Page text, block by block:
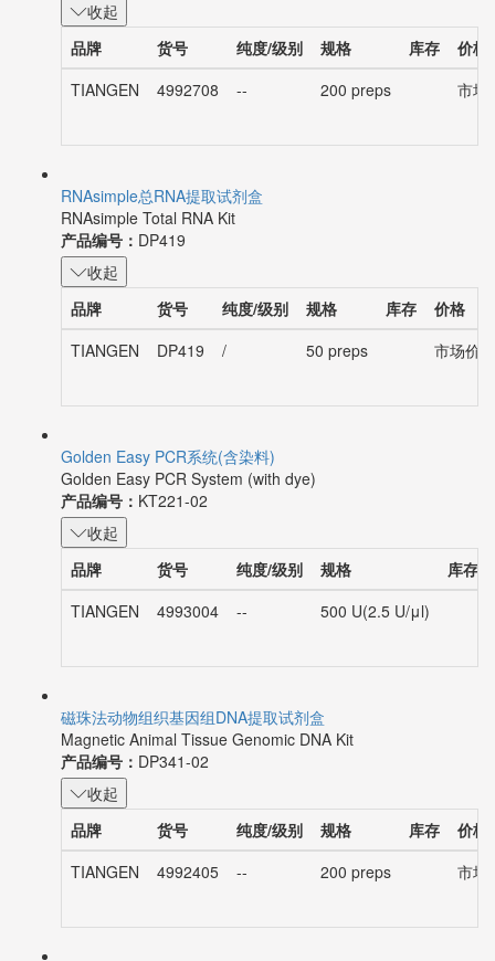
收起
品牌
货号 纯度/级别 规格 库存
价格
TIANGEN
4992708 -- 200 preps 市场
RNAsimple总RNA提取试剂盒
RNAsimple Total RNA Kit
产品编号： DP419
收起
品牌
货号 纯度/级别 规格 库存
价格
TIANGEN
DP419 / 50 preps 市场价
Golden Easy PCR系统(含染料)
Golden Easy PCR System (with dye)
产品编号： KT221-02
收起
品牌
货号 纯度/级别 规格
库存
TIANGEN
4993004 -- 500 U(2.5 U/μl)
磁珠法动物组织基因组DNA提取试剂盒
Magnetic Animal Tissue Genomic DNA Kit
产品编号： DP341-02
收起
品牌
货号 纯度/级别 规格 库存
价格
TIANGEN
4992405 -- 200 preps 市场